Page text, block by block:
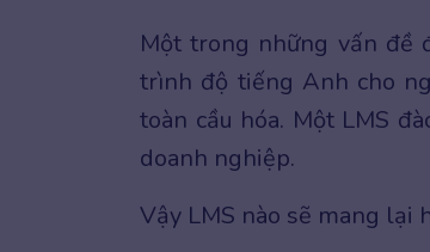
Một trong những vấn đề
trình độ tiếng Anh cho
toàn cầu hóa. Một LMS
doanh nghiệp.
Vậy LMS nào sẽ mang lại